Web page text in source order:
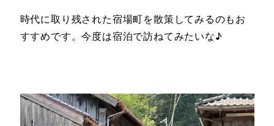
時代に取り残された宿場町を散策してみるのもお
すすめです。今度は宿泊で訪ねてみたいな♪